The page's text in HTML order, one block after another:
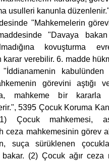
usulleri kanunla düzenlenir."
"Mahkemelerin
"Davaya
kovuşturma
karar verebilir. 6. madde
görevini aştığı
mahkeme bir
5395 Çocuk Koruma
Çocuk mahkemesi,
ceza mahkemesinin görev
suça sürüklenen
bakar. (2) Çocuk ağır ceza